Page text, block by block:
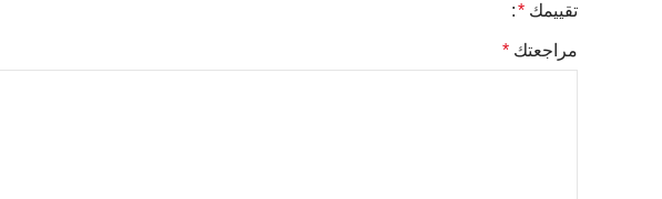
تقييمك *
مراجعتك *